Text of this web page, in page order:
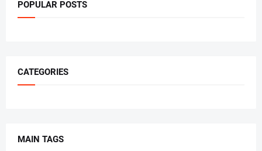
POPULAR POSTS
CATEGORIES
MAIN TAGS